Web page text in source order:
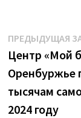
по
записям
ПРЕДЫДУЩАЯ
Центр «Мой
Оренбуржье
тысячам
2024 году